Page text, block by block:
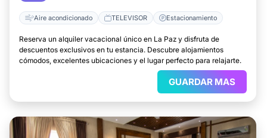
Aire acondicionado TELEVISOR Estacionamiento
Reserva un alquiler vacacional único en La Paz y disfruta de
descuentos exclusivos en tu estancia. Descubre alojamientos
cómodos, excelentes ubicaciones y el lugar perfecto para relajarte.
GUARDAR MAS